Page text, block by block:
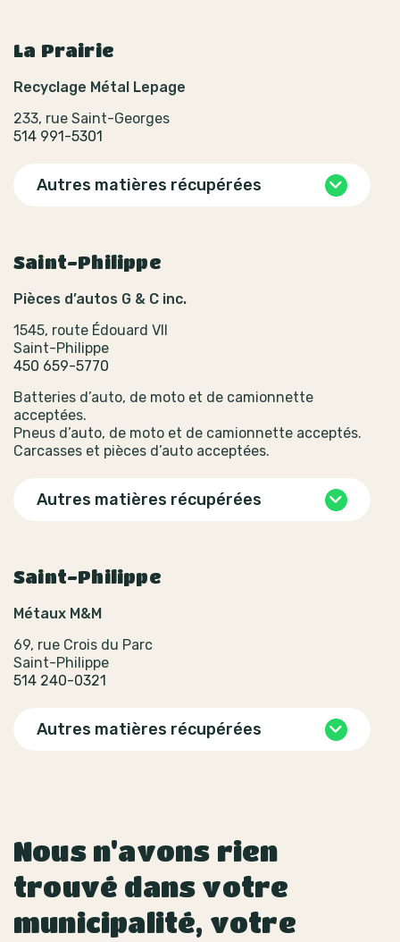
La Prairie
Recyclage Métal Lepage
233, rue Saint-Georges
514 991-5301
Autres matières récupérées
Saint-Philippe
Pièces d’autos G & C inc.
1545, route Édouard VII
Saint-Philippe
450 659-5770
Batteries d’auto, de moto et de camionnette
acceptées.
Pneus d’auto, de moto et de camionnette acceptés.
Carcasses et pièces d’auto acceptées.
Autres matières récupérées
Saint-Philippe
Métaux M&M
69, rue Crois du Parc
Saint-Philippe
514 240-0321
Autres matières récupérées
Nous n'avons rien
trouvé dans votre
municipalité, votre